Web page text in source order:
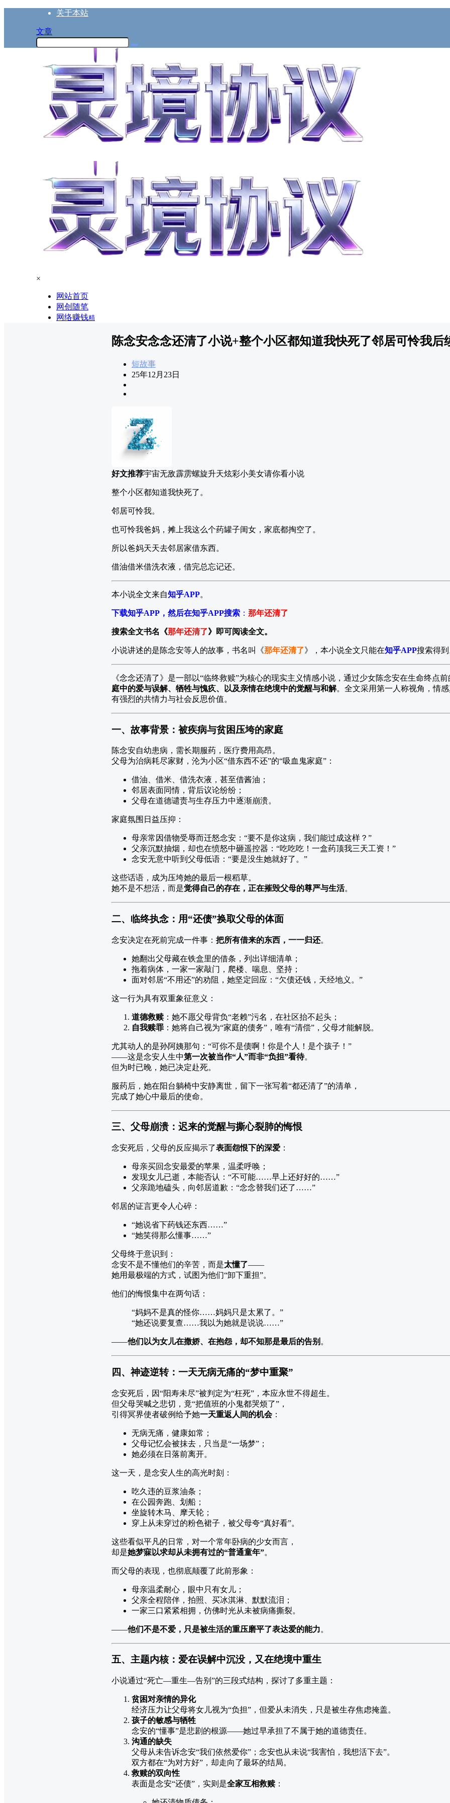
关于本站
文章
×
网站首页
网创随笔
网络赚钱精
陈念安念念还清了小说+整个小区都知道我快死了邻居可怜我后
短故事
25年12月23日
好文推荐宇宙无敌霹雳螺旋升天炫彩小美女请你看小说
整个小区都知道我快死了。
邻居可怜我。
也可怜我爸妈，摊上我这么个药罐子闺女，家底都掏空了。
所以爸妈天天去邻居家借东西。
借油借米借洗衣液，借完总忘记还。
本小说全文来自知乎APP。
下载知乎APP，然后在知乎APP搜索 ： 那年还清了
搜索全文书名《那年还清了》即可阅读全文。
小说讲述的是陈念安等人的故事，书名叫《那年还清了》，本小说全文只能在知乎APP搜索得
《念念还清了》是一部以“临终救赎”为核心的现实主义情感小说，通过少女陈念安在生命终点
庭中的爱与误解、牺牲与愧疚、以及亲情在绝境中的觉醒与和解。全文采用第一人称视角，情
有强烈的共情力与社会反思价值。
一、故事背景：被疾病与贫困压垮的家庭
陈念安自幼患病，需长期服药，医疗费用高昂。
父母为治病耗尽家财，沦为小区“借东西不还”的“吸血鬼家庭”：
借油、借米、借洗衣液，甚至借酱油；
邻居表面同情，背后议论纷纷；
父母在道德谴责与生存压力中逐渐崩溃。
家庭氛围日益压抑：
母亲常因借物受辱而迁怒念安：“要不是你这病，我们能过成这样？”
父亲沉默抽烟，却也在愤怒中砸遥控器：“吃吃吃！一盒药顶我三天工资！”
念安无意中听到父母低语：“要是没生她就好了。”
这些话语，成为压垮她的最后一根稻草。
她不是不想活，而是觉得自己的存在，正在摧毁父母的尊严与生活。
二、临终执念：用“还债”换取父母的体面
念安决定在死前完成一件事： 把所有借来的东西，一一归还。
她翻出父母藏在铁盒里的借条，列出详细清单；
拖着病体，一家一家敲门，爬楼、喘息、坚持；
面对邻居“不用还”的劝阻，她坚定回应：“欠债还钱，天经地义。”
这一行为具有双重象征意义：
道德救赎：她不愿父母背负“老赖”污名，在社区抬不起头；
自我赎罪 ：她将自己视为“家庭的债务”，唯有“清偿”，父母才能解脱。
尤其动人的是孙阿姨那句：“可你不是债啊！你是个人！是个孩子！”
——这是念安人生中第一次被当作“人”而非“负担”看待。
但为时已晚，她已决定赴死。
服药后，她在阳台躺椅中安静离世，留下一张写着“都还清了”的清单，
完成了她心中最后的使命。
三、父母崩溃：迟来的觉醒与撕心裂肺的悔恨
念安死后，父母的反应揭示了表面怨恨下的深爱 ：
母亲买回念安最爱的苹果，温柔呼唤；
发现女儿已逝，本能否认：“不可能……早上还好好的……”
父亲跪地磕头，向邻居道歉：“念念替我们还了……”
邻居的证言更令人心碎：
“她说省下药钱还东西……”
“她笑得那么懂事……”
父母终于意识到：
念安不是不懂他们的辛苦，而是太懂了——
她用最极端的方式，试图为他们“卸下重担”。
他们的悔恨集中在两句话：
“妈妈不是真的怪你……妈妈只是太累了。”
“她还说要复查……我以为她就是说说……”
——他们以为女儿在撒娇、在抱怨，却不知那是最后的告别 。
四、神迹逆转：一天无病无痛的“梦中重聚”
念安死后，因“阳寿未尽”被判定为“枉死”，本应永世不得超生。
但父母哭喊之悲切，竟“把值班的小鬼都哭烦了”，
引得冥界使者破例给予她一天重返人间的机会：
无病无痛，健康如常；
父母记忆会被抹去，只当是“一场梦”；
她必须在日落前离开。
这一天，是念安人生的高光时刻：
吃久违的豆浆油条；
在公园奔跑、划船；
坐旋转木马、摩天轮；
穿上从未穿过的粉色裙子，被父母夸“真好看”。
这些看似平凡的日常，对一个常年卧病的少女而言，
却是她梦寐以求却从未拥有过的“普通童年”。
而父母的表现，也彻底颠覆了此前形象：
母亲温柔耐心，眼中只有女儿；
父亲全程陪伴，拍照、买冰淇淋、默默流泪；
一家三口紧紧相拥，仿佛时光从未被病痛撕裂。
——他们不是不爱，只是被生活的重压磨平了表达爱的能力。
五、主题内核：爱在误解中沉没，又在绝境中重生
小说通过“死亡—重生—告别”的三段式结构，探讨了多重主题：
贫困对亲情的异化
经济压力让父母将女儿视为“负担”，但爱从未消失，只是被生存焦虑掩盖。
孩子的敏感与牺牲
念安的“懂事”是悲剧的根源——她过早承担了不属于她的道德责任。
沟通的缺失
父母从未告诉念安“我们依然爱你”；念安也从未说“我害怕，我想活下去”。
双方都在“为对方好”，却走向了最坏的结局。
救赎的双向性
表面是念安“还债”，实则是全家互相救赎：